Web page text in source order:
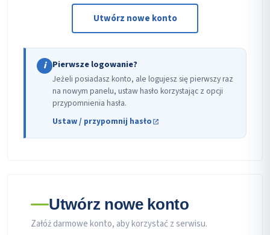
Utwórz nowe konto
i Pierwsze logowanie?
Jeżeli posiadasz konto, ale logujesz się pierwszy raz
na nowym panelu, ustaw hasło korzystając z opcji
przypomnienia hasła.
Ustaw / przypomnij hasło
Utwórz nowe konto
Załóż darmowe konto, aby korzystać z serwisu.